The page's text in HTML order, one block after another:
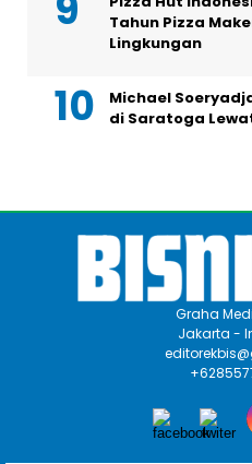
Tahun Pizza
Lingkungan
Michael
di Saratoga
Graha
Jakarta -